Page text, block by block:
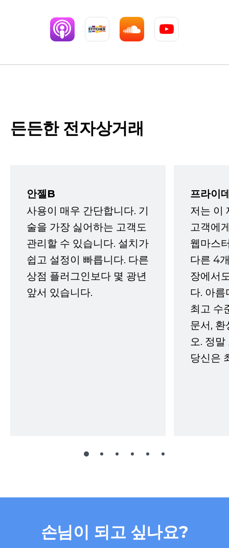
든든한 전자상거래
안젤B
사용이 매우 간단합니다. 기
술을 가장 싫어하는 고객도
관리할 수 있습니다. 설치가
쉽고 설정이 빠릅니다. 다른
상점 플러그인보다 몇 광년
앞서 있습니다.
프라이
저는 이
고객에
웹마스
다른 4
장에서
다. 아름
최고 수
문서,
오. 정
당신은
손님이 되고 싶나요?